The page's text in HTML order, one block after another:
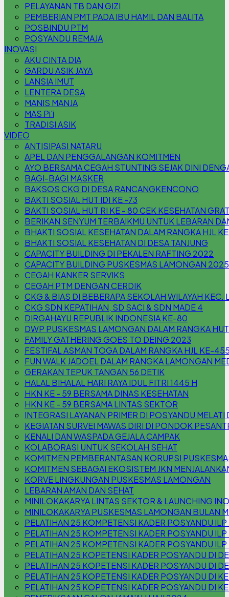
PELAYANAN TB DAN GIZI
PEMBERIAN PMT PADA IBU HAMIL DAN BALITA
POSBINDU PTM
POSYANDU REMAJA
INOVASI
AKU CINTA DIA
GARDU ASIK JAYA
LANSIA IMUT
LENTERA DESA
MANIS MANJA
MAS Pi'i
TRADISI ASIK
VIDEO
ANTISIPASI NATARU
APEL DAN PENGGALANGAN KOMITMEN
AYO BERSAMA CEGAH STUNTING SEJAK DINI
BAGI-BAGI MASKER
BAKSOS CKG DI DESA RANCANGKENCONO
BAKTI SOSIAL HUT IDI KE -73
BAKTI SOSIAL HUT RI KE - 80 CEK KESEHATAN
BERIKAN SENYUM TERBAIKMU UNTUK LEBARAN
BHAKTI SOSIAL KESEHATAN DALAM RANGKA HJL
BHAKTI SOSIAL KESEHATAN DI DESA TANJUNG
CAPACITY BUILDING DI PEKALEN RAFTING 2022
CAPACITY BUILDING PUSKESMAS LAMONGAN 2025
CEGAH KANKER SERVIKS
CEGAH PTM DENGAN CERDIK
CKG & BIAS DI BEBERAPA SEKOLAH WILAYAH KEC.
CKG SDN KEPATIHAN, SD SACI & SDN MADE 4
DIRGAHAYU REPUBLIK INDONESIA KE-80
DWP PUSKESMAS LAMONGAN DALAM RANGKA
FAMILY GATHERING GOES TO DEING 2023
FESTIFAL ASMAN TOGA DALAM RANGKA HJL KE-
FUN WALK JADOEL DALAM RANGKA LAMONGAN
GERAKAN TEPUK TANGAN 56 DETIK
HALAL BIHALAL HARI RAYA IDUL FITRI 1445 H
HKN KE - 59 BERSAMA DINAS KESEHATAN
HKN KE - 59 BERSAMA LINTAS SEKTOR
INTEGRASI LAYANAN PRIMER DI POSYANDU
KEGIATAN SURVEI MAWAS DIRI DI PONDOK
KENALI DAN WASPADA GEJALA CAMPAK
KOLABORASI UNTUK SEKOLAH SEHAT
KOMITMEN PEMBERANTASAN KORUPSI
KOMITMEN SEBAGAI EKOSISTEM JKN
KORVE LINGKUNGAN PUSKESMAS LAMONGAN
LEBARAN AMAN DAN SEHAT
MINILOKAKARYA LINTAS SEKTOR & LAUNCHING
MINILOKAKARYA PUSKESMAS LAMONGAN BULAN
PELATIHAN 25 KOMPETENSI KADER POSYANDU
PELATIHAN 25 KOMPETENSI KADER POSYANDU ILP
PELATIHAN 25 KOMPETENSI KADER POSYANDU
PELATIHAN 25 KOPETENSI KADER POSYANDU DI
PELATIHAN 25 KOPETENSI KADER POSYANDU DI
PELATIHAN 25 KOPETENSI KADER POSYANDU DI
PELATIHAN 25 KOPETENSI KADER POSYANDU DI